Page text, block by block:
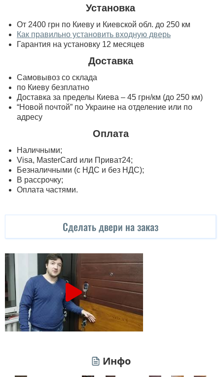
Установка
От 2400 грн по Киеву и Киевской обл. до 250 км
Как правильно установить входную дверь
Гарантия на установку 12 месяцев
Доставка
Самовывоз со склада
по Киеву безплатно
Доставка за пределы Киева – 45 грн/км (до 250 км)
“Новой почтой” по Украине на отделение или по
адресу
Оплата
Наличными;
Visa, MasterСard или Приват24;
Безналичными (с НДС и без НДС);
В рассрочку;
Оплата частями.
Сделать двери на заказ
Инфо